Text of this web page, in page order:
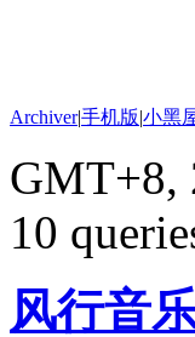
Archiver|手机版|小黑
GMT+8,
10
风行音